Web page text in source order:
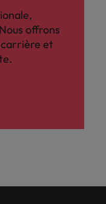
offrons
carrière et